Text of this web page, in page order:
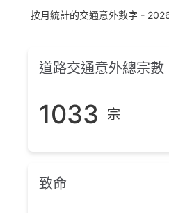
按月統計的交通意外數字 -
道路交通意外總宗數
1033 宗
致命